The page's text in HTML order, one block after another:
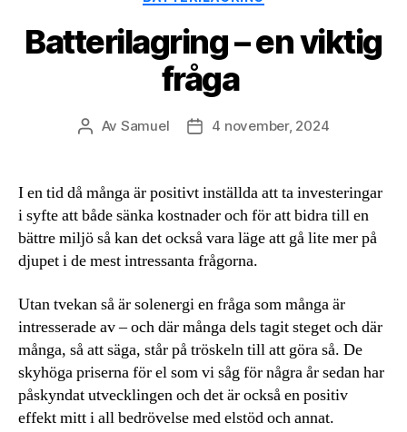
Batterilagring – en viktig
fråga
Inläggsförfattare
Av Samuel Inläggsdatum
4 november, 2024
I en tid då många är positivt inställda att ta investeringar
i syfte att både sänka kostnader och för att bidra till en
bättre miljö så kan det också vara läge att gå lite mer på
djupet i de mest intressanta frågorna.
Utan tvekan så är solenergi en fråga som många är
intresserade av – och där många dels tagit steget och där
många, så att säga, står på tröskeln till att göra så. De
skyhöga priserna för el som vi såg för några år sedan har
påskyndat utvecklingen och det är också en positiv
effekt mitt i all bedrövelse med elstöd och annat.